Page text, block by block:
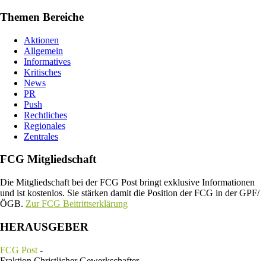
Themen Bereiche
Aktionen
Allgemein
Informatives
Kritisches
News
PR
Push
Rechtliches
Regionales
Zentrales
FCG Mitgliedschaft
Die Mitgliedschaft bei der FCG Post bringt exklusive Informationen
und ist kostenlos. Sie stärken damit die Position der FCG in der GPF/
ÖGB. Zur FCG Beitrittserklärung
HERAUSGEBER
FCG Post -